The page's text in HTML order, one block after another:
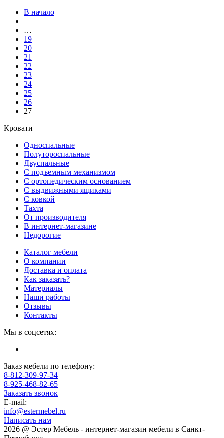
В начало
…
19
20
21
22
23
24
25
26
27
Кровати
Односпальные
Полутороспальные
Двуспальные
С подъемным механизмом
С ортопедическим основанием
С выдвижными ящиками
С ковкой
Тахта
От производителя
В интернет-магазине
Недорогие
Каталог мебели
О компании
Доставка и оплата
Как заказать?
Материалы
Наши работы
Отзывы
Контакты
Мы в соцсетях:
Заказ мебели по телефону:
8-812-309-97-34
8-925-468-82-65
Заказать звонок
E-mail:
info@estermebel.ru
Написать нам
2026 @ Эстер Мебель - интернет-магазин мебели в Санкт-